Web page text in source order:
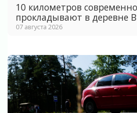
10 километров
прокладывают в деревне
07 августа 2026